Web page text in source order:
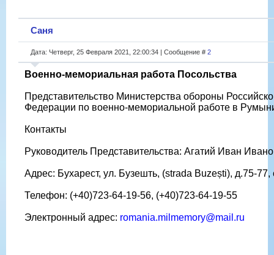
Саня
Дата: Четверг, 25 Февраля 2021, 22:00:34 | Сообщение # 2
Военно-мемориальная работа Посольства
Представительство Министерства обороны
Федерации по военно-мемориальной работе в
Контакты
Руководитель Представительства: Агатий Иван
Адрес: Бухарест, ул. Бузешть, (strada Buzești), д.75-77,
Телефон: (+40)723-64-19-56, (+40)723-64-19-55
Электронный адрес: romania.milmemory@mail.ru